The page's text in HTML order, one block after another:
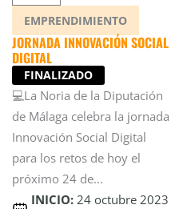
EMPRENDIMIENTO
JORNADA INNOVACIÓN SOCIAL
DIGITAL
FINALIZADO
💻La Noria de la Diputación
de Málaga celebra la jornada
Innovación Social Digital
para los retos de hoy el
próximo 24 de...
INICIO: 24 octubre 2023